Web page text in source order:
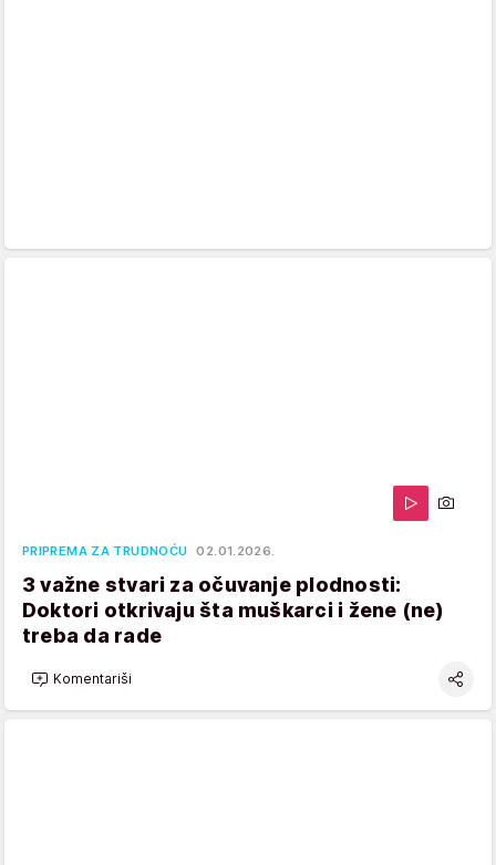
PRIPREMA ZA TRUDNOĆU 02.01.2026.
3 važne stvari za očuvanje plodnosti:
Doktori otkrivaju šta muškarci i žene (ne)
treba da rade
Komentariši